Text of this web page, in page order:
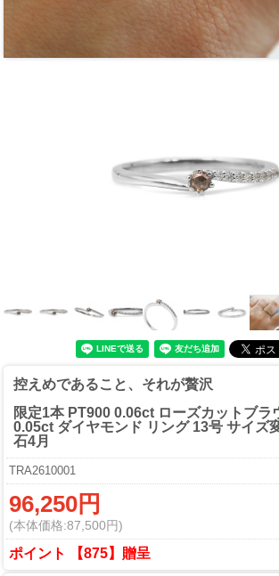
控えめであること、それが贅沢
限定1本 PT900 0.06ct ローズカットブラ
0.05ct ダイヤモンド リング 13号 サイズ
石4月
TRA2610001
96,250円
(本体価格:87,500円)
ポイント 【875】贈呈